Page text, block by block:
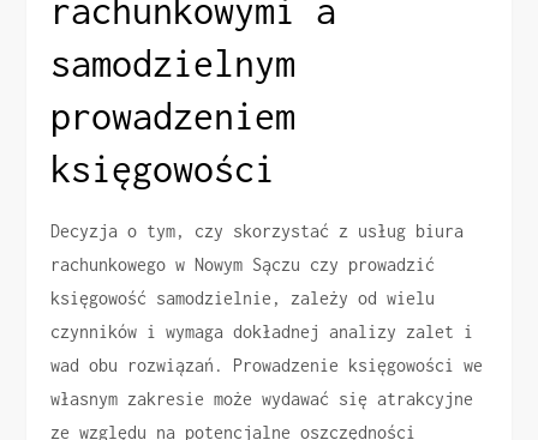
rachunkowymi a
samodzielnym
prowadzeniem
księgowości
Decyzja o tym, czy skorzystać z usług biura
rachunkowego w Nowym Sączu czy prowadzić
księgowość samodzielnie, zależy od wielu
czynników i wymaga dokładnej analizy zalet i
wad obu rozwiązań. Prowadzenie księgowości we
własnym zakresie może wydawać się atrakcyjne
ze względu na potencjalne oszczędności